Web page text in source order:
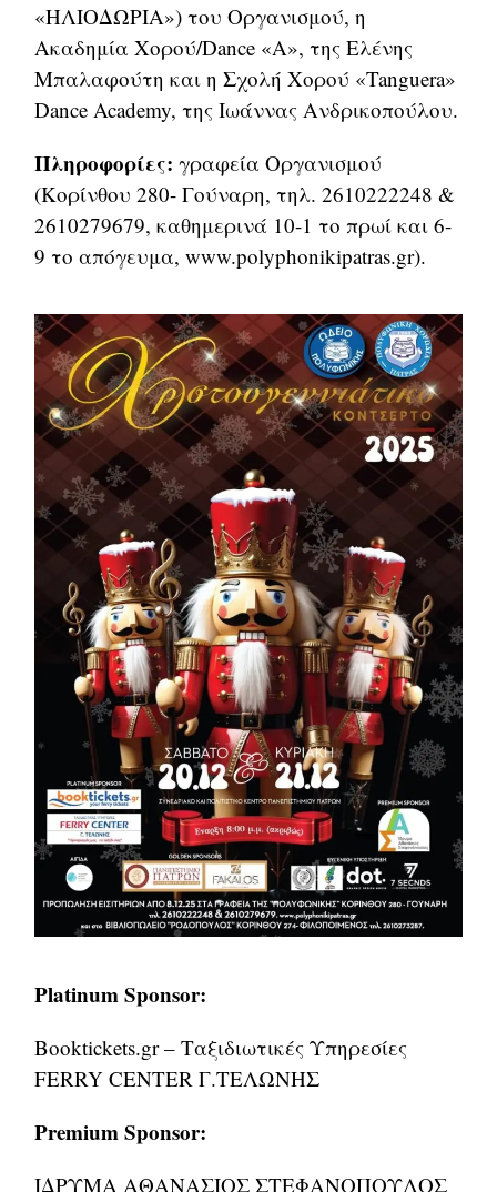
«ΗΛΙΟΔΩΡΙΑ») του Οργανισμού, η
Ακαδημία Χορού/Dance «A», της Ελένης
Μπαλαφούτη και η Σχολή Χορού «Tanguera»
Dance Academy, της Ιωάννας Ανδρικοπούλου.
Πληροφορίες: γραφεία Οργανισμού
(Κορίνθου 280- Γούναρη, τηλ. 2610222248 &
2610279679, καθημερινά 10-1 το πρωί και 6-
9 το απόγευμα, www.polyphonikipatras.gr).
Platinum Sponsor:
Booktickets.gr – Ταξιδιωτικές Υπηρεσίες
FERRY CENTER Γ.ΤΕΛΩΝΗΣ
Premium Sponsor:
IΔΡΥΜΑ ΑΘΑΝΑΣΙΟΣ ΣΤΕΦΑΝΟΠΟΥΛΟΣ